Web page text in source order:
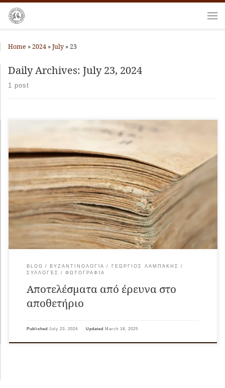
Skip to content
Home »2024 »July »23
Daily Archives: July 23, 2024
1 post
Με μεγάλη χαρά δεχτήκαμε την επικοινωνία (μέσω messenger) της
κας Σφετούδη Βαγγελίτσα η οποία μας πληροφόρησε πως βρήκε
στοιχεία για […]
BLOG ΒΥΖΑΝΤΙΝΟΛΟΓΊΑ
ΓΕΏΡΓΙΟΣ ΛΑΜΠΆΚΗΣ
ΣΥΛΛΟΓΈΣ
ΦΩΤΟΓΡΑΦΊΑ
Αποτελέσματα από έρευνα στο
αποθετήριο
Published July 23, 2024 Updated March 18, 2025